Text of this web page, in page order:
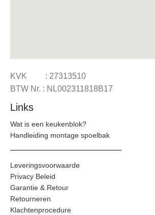
KVK : 27313510
BTW Nr. : NL002311818B17
Links
Wat is een keukenblok?
Handleiding montage spoelbak
Leveringsvoorwaarde
Privacy Beleid
Garantie & Retour
Retourneren
Klachtenprocedure